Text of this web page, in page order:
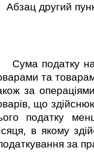
другий
податку на
та
за
що
податку
в якому
за